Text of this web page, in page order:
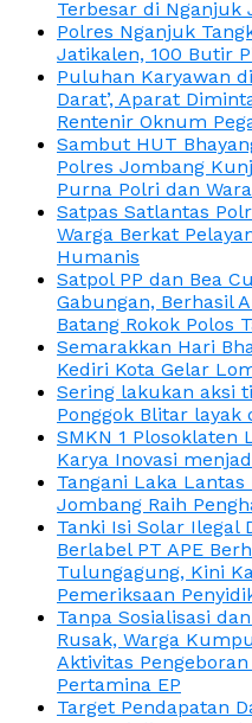
Terbesar di Nganjuk
Polres Nganjuk
Jatikalen, 100 Butir
Puluhan Karyawan
Darat’, Aparat
Rentenir Oknum
Sambut HUT
Polres Jombang
Purna Polri dan
Satpas Satlantas
Warga Berkat
Humanis
Satpol PP dan Bea
Gabungan, Berhasil
Batang Rokok Polos
Semarakkan Hari
Kediri Kota Gelar
Sering lakukan aksi
Ponggok Blitar layak
SMKN 1
Karya Inovasi
Tangani Laka
Jombang Raih
Tanki Isi Solar Ilegal
Berlabel PT APE
Tulungagung, Kini
Pemeriksaan
Tanpa Sosialisasi
Rusak, Warga
Aktivitas Pengeboran
Pertamina EP
Target Pendapatan